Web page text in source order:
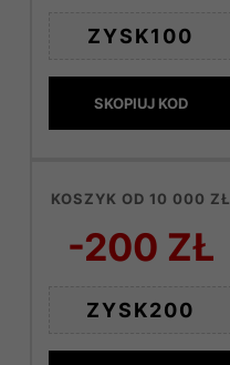
ZYSK100
SKOPIUJ KOD
KOSZYK OD 10 000 ZŁ
-200 ZŁ
ZYSK200